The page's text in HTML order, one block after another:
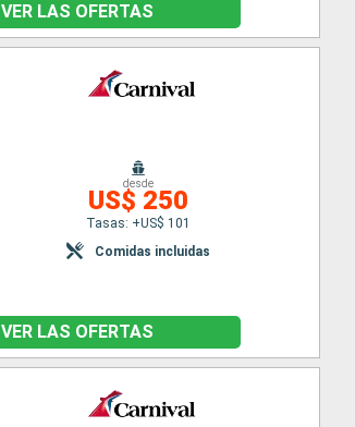
VER LAS OFERTAS
desde
US$ 250
Tasas: +US$ 101
Comidas incluidas
VER LAS OFERTAS